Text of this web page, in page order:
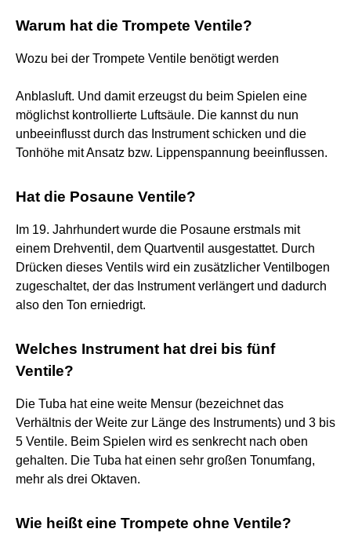
Warum hat die Trompete Ventile?
Wozu bei der Trompete Ventile benötigt werden
Anblasluft. Und damit erzeugst du beim Spielen eine
möglichst kontrollierte Luftsäule. Die kannst du nun
unbeeinflusst durch das Instrument schicken und die
Tonhöhe mit Ansatz bzw. Lippenspannung beeinflussen.
Hat die Posaune Ventile?
Im 19. Jahrhundert wurde die Posaune erstmals mit
einem Drehventil, dem Quartventil ausgestattet. Durch
Drücken dieses Ventils wird ein zusätzlicher Ventilbogen
zugeschaltet, der das Instrument verlängert und dadurch
also den Ton erniedrigt.
Welches Instrument hat drei bis fünf
Ventile?
Die Tuba hat eine weite Mensur (bezeichnet das
Verhältnis der Weite zur Länge des Instruments) und 3 bis
5 Ventile. Beim Spielen wird es senkrecht nach oben
gehalten. Die Tuba hat einen sehr großen Tonumfang,
mehr als drei Oktaven.
Wie heißt eine Trompete ohne Ventile?